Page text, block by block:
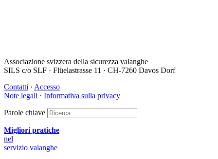
Associazione svizzera della sicurezza valanghe
SILS c/o SLF · Flüelastrasse 11 · CH-7260 Davos Dorf
Contatti · Accesso
Note legali · Informativa sulla privacy
Parole chiave
Migliori pratiche
nel
servizio valanghe